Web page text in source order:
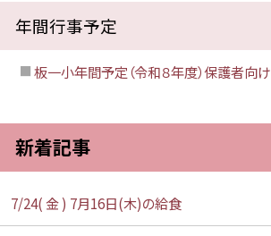
年間行事予定
板一小年間予定（令和８年度）保護者向け
新着記事
7/24( 金 ) 7月16日(木)の給食